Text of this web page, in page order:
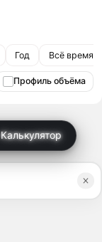
Год Всё время
Профиль объёма
Калькулятор